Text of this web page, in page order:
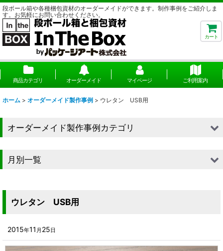
段ボール箱や各種梱包資材のオーダーメイドができます。制作事例をご紹介しま
す。お気軽にお問い合わせください。
カート
商品カテゴリ オーダーメイド マイページ ご利用案内
ホーム > オーダーメイド製作事例 > ウレタン USB用
ウレタン USB用
2015年11 月 25日
オーダーメイド製作事例カテゴリ
■段ボール（箱以外）
■組箱
■その他箱・ケース
■袋
月別一覧
2025年
2023年